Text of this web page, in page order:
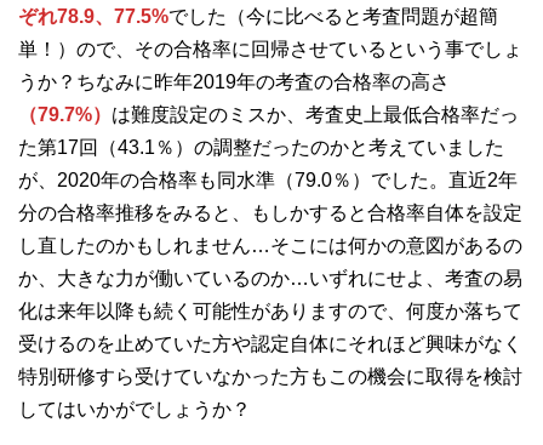
ぞれ78.9、77.5%でした（今に比べると考査問題が超簡
単！）ので、その合格率に回帰させているという事でしょ
うか？ちなみに昨年2019年の考査の合格率の高さ
（79.7%） は難度設定のミスか、考査史上最低合格率だっ
た第17回（43.1％）の調整だったのかと考えていました
が、2020年の合格率も同水準（79.0％）でした。直近2年
分の合格率推移をみると、もしかすると合格率自体を設定
し直したのかもしれません…そこには何かの意図があるの
か、大きな力が働いているのか…いずれにせよ、考査の易
化は来年以降も続く可能性がありますので、何度か落ちて
受けるのを止めていた方や認定自体にそれほど興味がなく
特別研修すら受けていなかった方もこの機会に取得を検討
してはいかがでしょうか？